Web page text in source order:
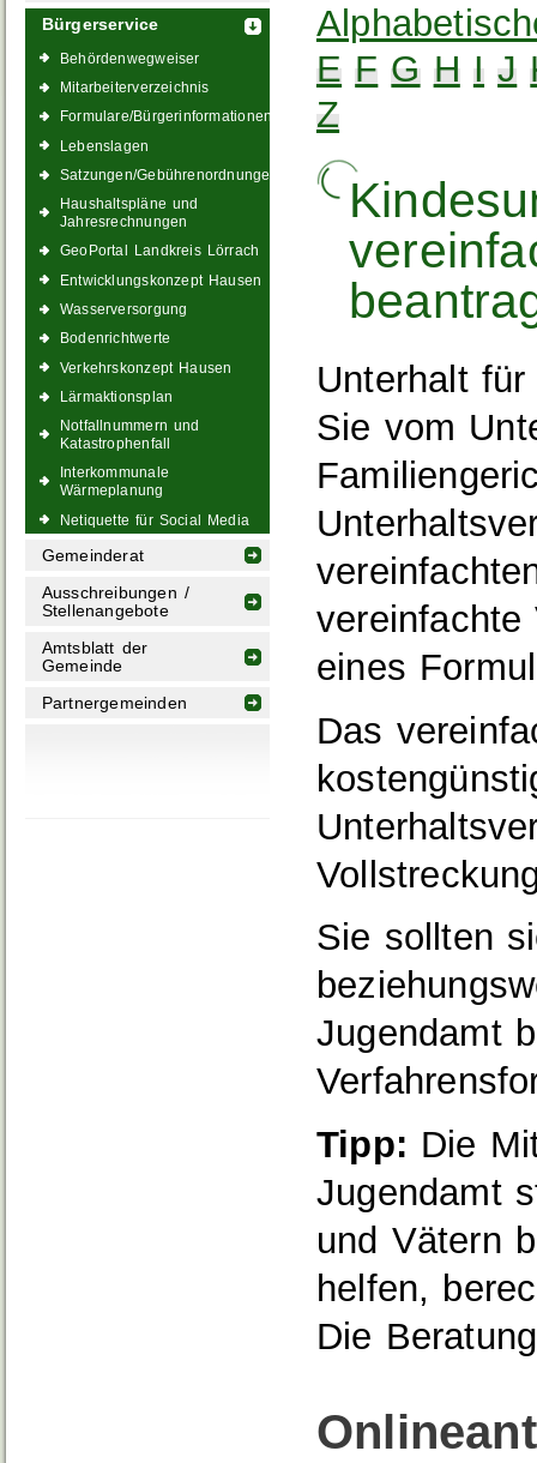
Bürgerservice
Behördenwegweiser
Mitarbeiterverzeichnis
Formulare/Bürgerinformationen
Lebenslagen
Satzungen/Gebührenordnungen
Haushaltspläne und
Jahresrechnungen
GeoPortal Landkreis Lörrach
Entwicklungskonzept Hausen
Wasserversorgung
Bodenrichtwerte
Verkehrskonzept Hausen
Lärmaktionsplan
Notfallnummern und
Katastrophenfall
Interkommunale
Wärmeplanung
Netiquette für Social Media
Gemeinderat
Ausschreibungen /
Stellenangebote
Amtsblatt der
Gemeinde
Partnergemeinden
E F G H I J
Z
Unterhalt
Sie vom
eines
Das
Sie sollten
Jugendamt
Tipp: Die
Jugendamt
und Vätern
helfen,
Die